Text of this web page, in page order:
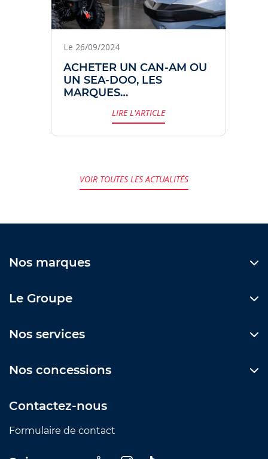
Le 26/09/2024
ACHETER UN CAN-AM OU
UN SEA-DOO, LES
MARQUES
GROUPE BRP.
LIRE L'ARTICLE
VOIR TOUTES LES ACTUALITÉS
Nos marques
Le Groupe
Nos services
Nos concessions
Contactez-nous
Formulaire de contact